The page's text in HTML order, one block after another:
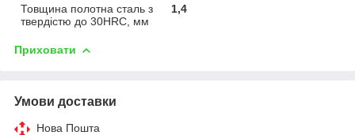
Товщина полотна сталь з
твердістю до 30HRC, мм
1,4
Приховати
Умови доставки
Нова Пошта